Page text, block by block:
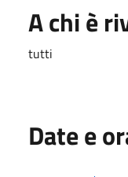
A chi è
tutti
Date e